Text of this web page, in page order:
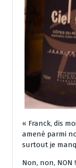
« Franck, dis
amené parmi
surtout je
Non, non, NON